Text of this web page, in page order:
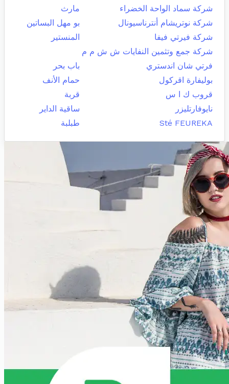
شركة سماد الواحة الخضراء
مارث
شركة نوتريشام أنترناسيونال
بو مهل البساتين
شركة فيرتي فيفا
المنستير
شركة جمع وتثمين النفايات ش ش م م
فرتي شان اندستري
باب بحر
بوليفارة اقركول
حمام الأنف
قروب ك ا س
قربة
نايوفارتليزر
ساقية الداير
Sté FEUREKA
طبلبة